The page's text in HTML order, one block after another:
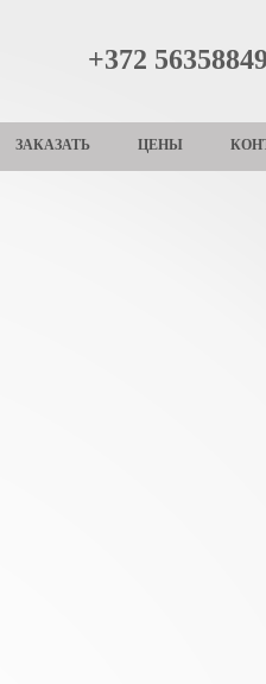
+372 56358849
ЗАКАЗАТЬ ЦЕНЫ